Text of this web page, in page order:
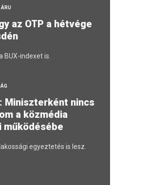
az OTP a hétvége
BUX-indexet is.
Miniszterként nincs
a közmédia
működésébe
egyeztetés is lesz.